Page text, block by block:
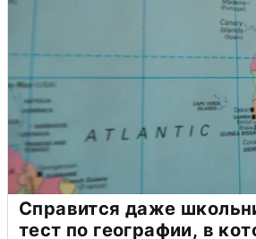
Справится даже
тест по географии, в